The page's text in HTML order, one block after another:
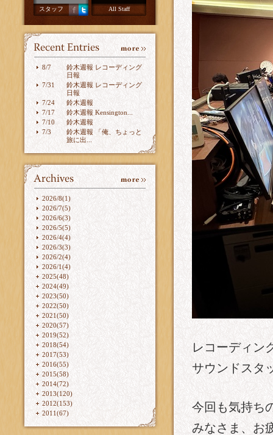
スタッフ All Staff
8/7
鈴木週報 レコーディング
日報
7/31
鈴木週報 レコーディング
日報
7/24
鈴木週報
7/17
鈴木週報 Kensington...
7/10
鈴木週報
7/3
鈴木週報 「俺、ちょっと
旅に出...
2026/8(1)
2026/7(5)
2026/6(3)
2026/5(5)
2026/4(4)
2026/3(3)
2026/2(4)
2026/1(4)
2025(48)
2024(49)
2023(50)
2022(50)
2021(50)
2020(57)
2019(52)
2018(54)
2017(53)
2016(55)
2015(58)
2014(72)
2013(120)
2012(153)
2011(67)
レコーディン
サウンドスタ
今回も気持ち
みなさま、お